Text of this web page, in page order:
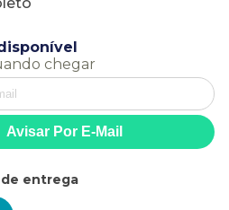
chegar
entrega